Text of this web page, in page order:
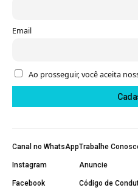
Email
Ao prosseguir, você aceita
Canal no WhatsApp
Instagram
Facebook
Trabalhe
Anuncie
Código de